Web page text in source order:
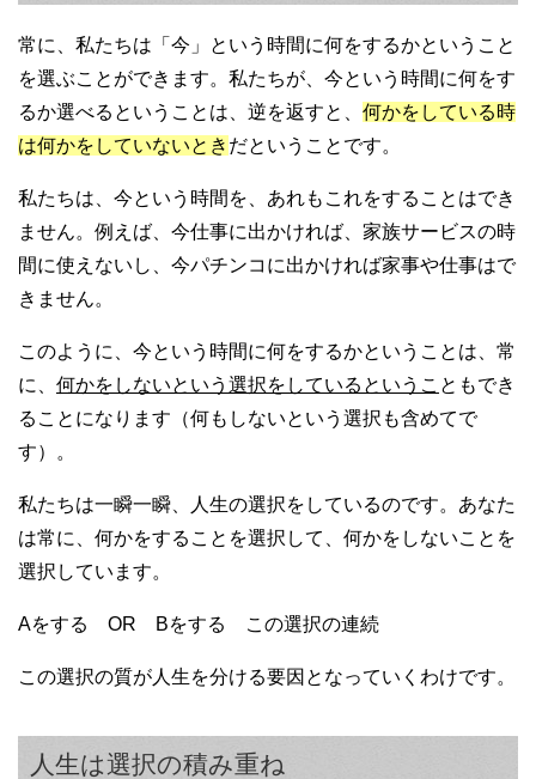
常に、私たちは「今」という時間に何をするかということ
を選ぶことができます。私たちが、今という時間に何をす
るか選べるということは、逆を返すと、 何かをしている時
は何かをしていないとき だということです。
私たちは、今という時間を、あれもこれをすることはでき
ません。例えば、今仕事に出かければ、家族サービスの時
間に使えないし、今パチンコに出かければ家事や仕事はで
きません。
このように、今という時間に何をするかということは、常
に、 何かをしないという選択をしているというこ ともでき
ることになります（何もしないという選択も含めてで
す）。
私たちは一瞬一瞬、人生の選択をしているのです。あなた
は常に、何かをすることを選択して、何かをしないことを
選択しています。
Aをする OR Bをする この選択の連続
この選択の質が人生を分ける要因となっていくわけです。
人生は選択の積み重ね